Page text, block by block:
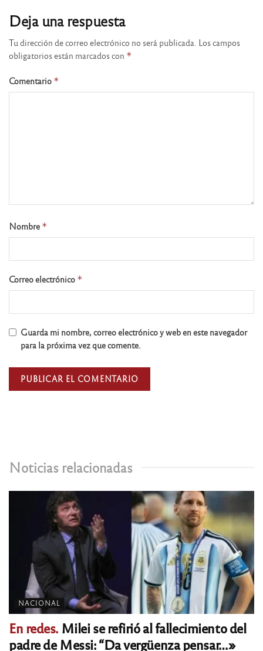
Noticias relacionadas
NACIONAL
En redes. Milei se refirió al fallecimiento del
padre de Messi: “Da vergüenza pensar…»
Deja una respuesta
Tu dirección de correo electrónico no será publicada. Los campos
obligatorios están marcados con *
Comentario *
Nombre *
Correo electrónico *
Guarda mi nombre, correo electrónico y web en este navegador
para la próxima vez que comente.